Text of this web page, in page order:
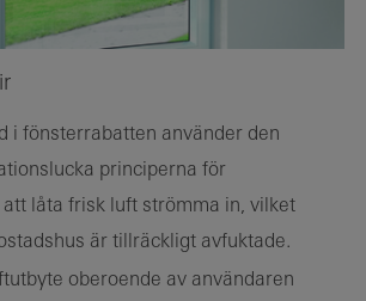
i fönsterrabatten använder den
principerna för
låta frisk luft strömma in, vilket
är tillräckligt avfuktade.
oberoende av användaren